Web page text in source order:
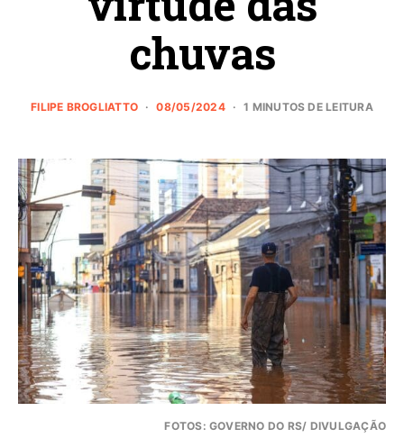
chuvas
FILIPE BROGLIATTO 08/05/2024 1 MINUTOS DE LEITURA
FOTOS: GOVERNO DO RS/ DIVULGAÇÃO